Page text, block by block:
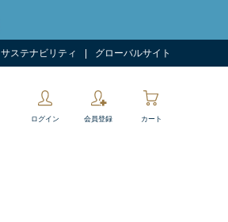
サステナビリティ グローバルサイト
ログイン 会員登録 カート